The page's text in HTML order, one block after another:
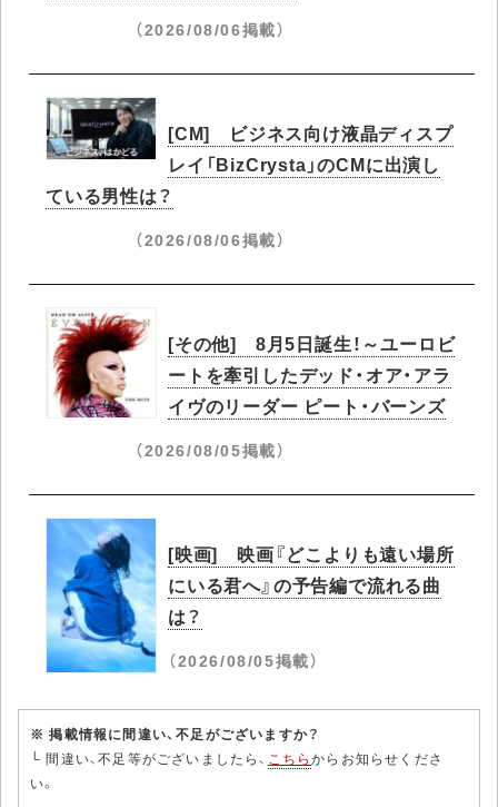
（2026/08/06掲載）
[CM] ビジネス向け液晶ディスプ
レイ「BizCrysta」のCMに出演し
ている男性は？
（2026/08/06掲載）
[その他] 8月5日誕生！～ユーロビ
ートを牽引したデッド・オア・アラ
イヴのリーダー ピート・バーンズ
（2026/08/05掲載）
[映画] 映画『どこよりも遠い場所
にいる君へ』の予告編で流れる曲
は？
（2026/08/05掲載）
※ 掲載情報に間違い、不足がございますか？
└ 間違い、不足等がございましたら、 こちらからお知らせくださ
い。